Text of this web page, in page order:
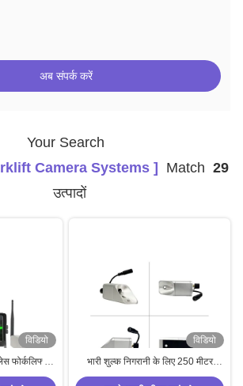
अब संपर्क करें
Your Search
Camera Systems ]
Match 29
उत्पादों
विडियो
फोर्कलिफ्ट
शुल्क फोर्क
विडियो
भारी शुल्क निगरानी के लिए 250 मीटर
प्रसारण दूरी के साथ जलरोधक 7 इंच